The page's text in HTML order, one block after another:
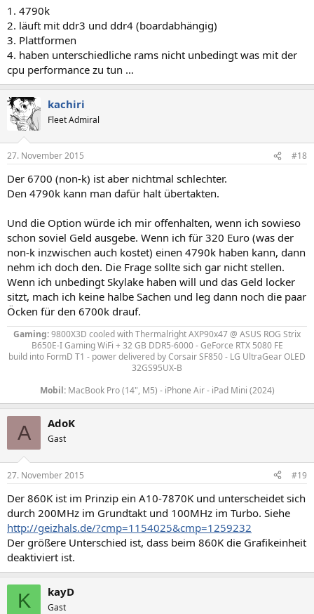
1. 4790k
2. läuft mit ddr3 und ddr4 (boardabhängig)
3. Plattformen
4. haben unterschiedliche rams nicht unbedingt was mit der
cpu performance zu tun …
kachiri
Fleet Admiral
27. November 2015 #18
Der 6700 (non-k) ist aber nichtmal schlechter.
Den 4790k kann man dafür halt übertakten.
Und die Option würde ich mir offenhalten, wenn ich sowieso
schon soviel Geld ausgebe. Wenn ich für 320 Euro (was der
non-k inzwischen auch kostet) einen 4790k haben kann, dann
nehm ich doch den. Die Frage sollte sich gar nicht stellen.
Wenn ich unbedingt Skylake haben will und das Geld locker
sitzt, mach ich keine halbe Sachen und leg dann noch die paar
Öcken für den 6700k drauf.
Gaming:9800X3D cooled with Thermalright AXP90x47@ ASUS ROG Strix
B650E-I Gaming WiFi + 32 GB DDR5-6000 - GeForce RTX 5080 FE
build into FormD T1 - power delivered byCorsair SF850 - LG UltraGear OLED
32GS95UX-B
Mobil:MacBook Pro (14", M5) - iPhone Air - iPad Mini (2024)
A AdoK
Gast
27. November 2015 #19
Der 860K ist im Prinzip ein A10-7870K und unterscheidet sich
durch 200MHz im Grundtakt und 100MHz im Turbo. Siehe
http://geizhals.de/?cmp=1154025&cmp=1259232
Der größere Unterschied ist, dass beim 860K die Grafikeinheit
deaktiviert ist.
K kayD
Gast